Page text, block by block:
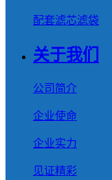
配套滤芯滤袋
关于我们
公司简介
企业使命
企业实力
见证精彩